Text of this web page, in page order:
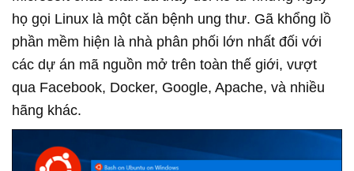
họ gọi Linux là một căn bệnh ung thư. Gã khổng lồ
phần mềm hiện là nhà phân phối lớn nhất đối với
các dự án mã nguồn mở trên toàn thế giới, vượt
qua Facebook, Docker, Google, Apache, và nhiều
hãng khác.